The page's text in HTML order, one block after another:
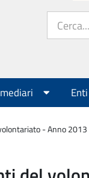
sito:
- Anno 2013